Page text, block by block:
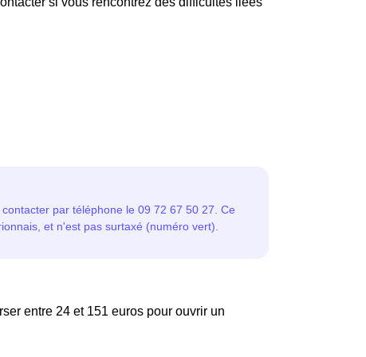
entre 24 et 151 euros pour ouvrir un